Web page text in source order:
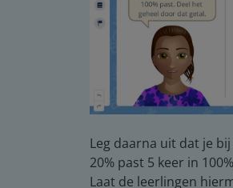
Leg daarna uit dat je
20% past 5 keer in
Laat de leerlingen